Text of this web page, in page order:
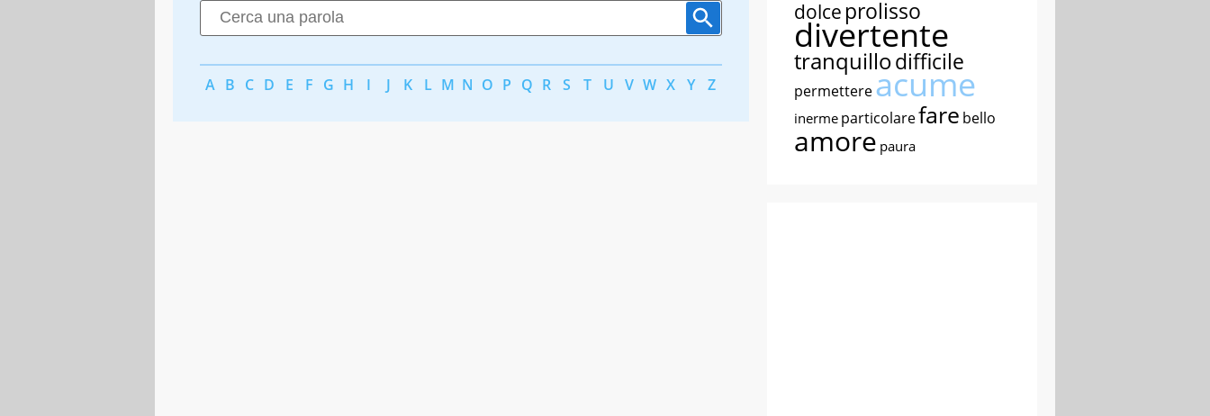
A B C D E F G H I J K L M N O P Q R S T U V W X Y Z
dolce prolisso
divertente
tranquillodifficile
permettereacume
inerme particolarefare bello
amore paura